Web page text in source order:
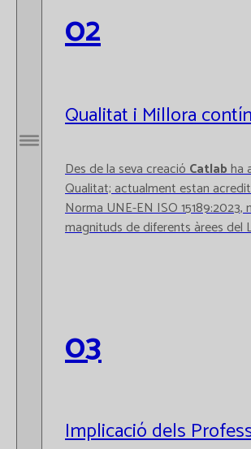
Obrir / Tancar menú
02
Qualitat i Millora
Des de la seva creacióCatlabha
Qualitat; actualment estan
Norma UNE-EN ISO 15189:2023,
magnituds de diferents àrees del
03
Implicació dels